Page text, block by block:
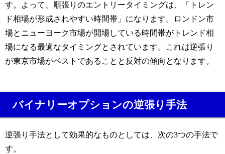
す。
よって、順張りのエントリータイミングは、「トレン
ド相場が形成されやすい時間帯」になります。ロンドン市
場とニューヨーク市場が開場している時間帯がトレンド相
場になる最適なタイミングとされています。これは逆張り
が東京市場がベストであることと反対の傾向となります。
バイナリーオプションの逆張り手法
逆張り手法として効果的なものとしては、次の3つの手法で
す。